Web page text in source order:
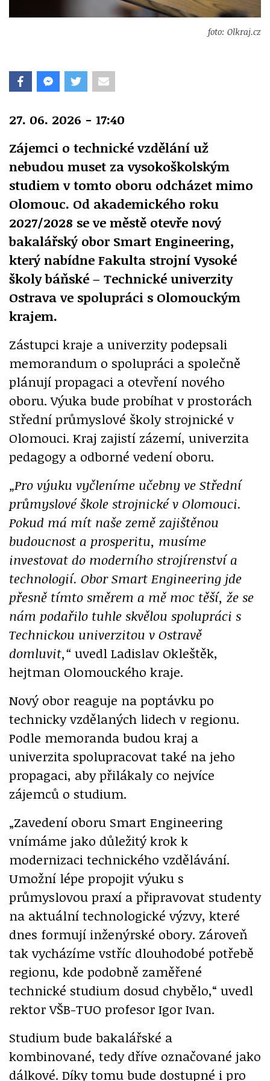
foto: Olkraj.cz
27. 06. 2026 - 17:40
Zájemci o technické vzdělání už
nebudou muset za vysokoškolským
studiem v tomto oboru odcházet mimo
Olomouc. Od akademického roku
2027/2028 se ve městě otevře nový
bakalářský obor Smart Engineering,
který nabídne Fakulta strojní Vysoké
školy báňské – Technické univerzity
Ostrava ve spolupráci s Olomouckým
krajem.
Zástupci kraje a univerzity podepsali
memorandum o spolupráci a společně
plánují propagaci a otevření nového
oboru. Výuka bude probíhat v prostorách
Střední průmyslové školy strojnické v
Olomouci. Kraj zajistí zázemí, univerzita
pedagogy a odborné vedení oboru.
„Pro výuku vyčleníme učebny ve Střední
průmyslové škole strojnické v Olomouci.
Pokud má mít naše země zajištěnou
budoucnost a prosperitu, musíme
investovat do moderního strojírenství a
technologií. Obor Smart Engineering jde
přesně tímto směrem a mě moc těší, že se
nám podařilo tuhle skvělou spolupráci s
Technickou univerzitou v Ostravě
domluvit,“ uvedl Ladislav Okleštěk,
hejtman Olomouckého kraje.
Nový obor reaguje na poptávku po
technicky vzdělaných lidech v regionu.
Podle memoranda budou kraj a
univerzita spolupracovat také na jeho
propagaci, aby přilákaly co nejvíce
zájemců o studium.
„Zavedení oboru Smart Engineering
vnímáme jako důležitý krok k
modernizaci technického vzdělávání.
Umožní lépe propojit výuku s
průmyslovou praxí a připravovat studenty
na aktuální technologické výzvy, které
dnes formují inženýrské obory. Zároveň
tak vycházíme vstříc dlouhodobé potřebě
regionu, kde podobně zaměřené
technické studium dosud chybělo,“ uvedl
rektor VŠB-TUO profesor Igor Ivan.
Studium bude bakalářské a
kombinované, tedy dříve označované jako
dálkové. Díky tomu bude dostupné i pro